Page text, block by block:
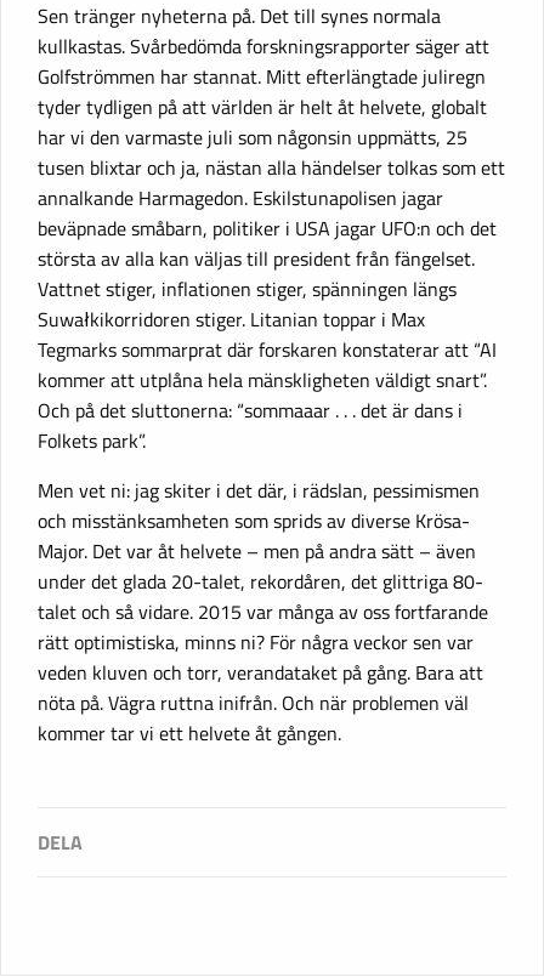
Sen tränger nyheterna på. Det till synes normala
kullkastas. Svårbedömda forskningsrapporter säger att
Golfströmmen har stannat. Mitt efterlängtade juliregn
tyder tydligen på att världen är helt åt helvete, globalt
har vi den varmaste juli som någonsin uppmätts, 25
tusen blixtar och ja, nästan alla händelser tolkas som ett
annalkande Harmagedon. Eskilstunapolisen jagar
beväpnade småbarn, politiker i USA jagar UFO:n och det
största av alla kan väljas till president från fängelset.
Vattnet stiger, inflationen stiger, spänningen längs
Suwałkikorridoren stiger. Litanian toppar i Max
Tegmarks sommarprat där forskaren konstaterar att “AI
kommer att utplåna hela mänskligheten väldigt snart”.
Och på det sluttonerna: “sommaaar . . . det är dans i
Folkets park”.
Men vet ni: jag skiter i det där, i rädslan, pessimismen
och misstänksamheten som sprids av diverse Krösa-
Major. Det var åt helvete – men på andra sätt – även
under det glada 20-talet, rekordåren, det glittriga 80-
talet och så vidare. 2015 var många av oss fortfarande
rätt optimistiska, minns ni? För några veckor sen var
veden kluven och torr, verandataket på gång. Bara att
nöta på. Vägra ruttna inifrån. Och när problemen väl
kommer tar vi ett helvete åt gången.